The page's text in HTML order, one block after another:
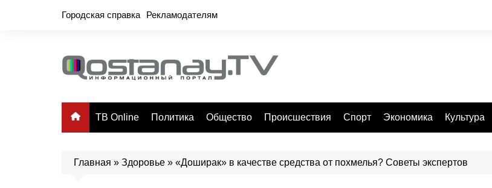
Городская справка Рекламодателям
ТВ Online Политика Общество Происшествия Спорт Экономика Культура
Главная » Здоровье » «Доширак» в качестве средства от похмелья? Советы экспертов